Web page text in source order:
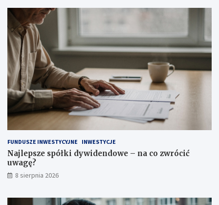
z
t
a
ć
?
–
a
c
o
z
w
r
c
ć
u
w
a
g
ę
?
FUNDUSZE INWESTYCYJNE INWESTYCJE
Najlepsze spółki dywidendowe – na co zwrócić
uwagę?
8 sierpnia 2026